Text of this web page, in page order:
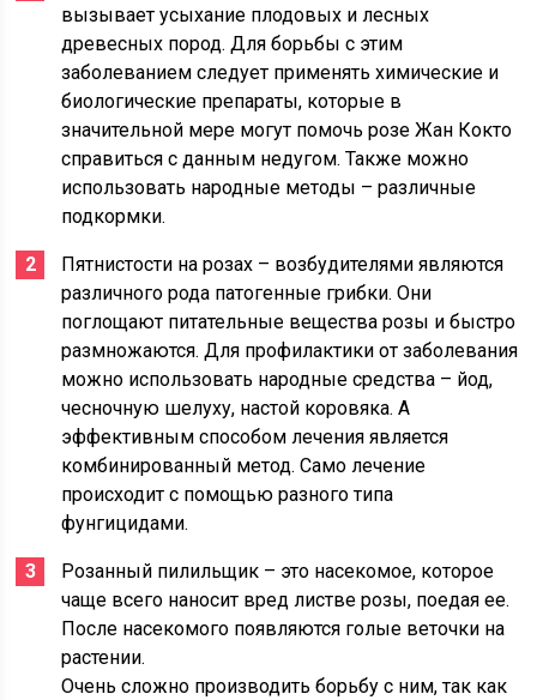
вызывает усыхание плодовых и лесных
древесных пород. Для борьбы с этим
заболеванием следует применять химические и
биологические препараты, которые в
значительной мере могут помочь розе Жан Кокто
справиться с данным недугом. Также можно
использовать народные методы – различные
подкормки.
Пятнистости на розах – возбудителями являются
различного рода патогенные грибки. Они
поглощают питательные вещества розы и быстро
размножаются. Для профилактики от заболевания
можно использовать народные средства – йод,
чесночную шелуху, настой коровяка. А
эффективным способом лечения является
комбинированный метод. Само лечение
происходит с помощью разного типа
фунгицидами.
Розанный пилильщик – это насекомое, которое
чаще всего наносит вред листве розы, поедая ее.
После насекомого появляются голые веточки на
растении.
Очень сложно производить борьбу с ним, так как